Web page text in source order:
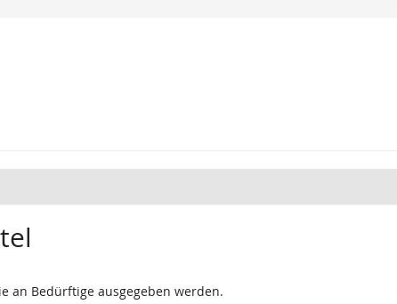
an Bedürftige ausgegeben werden.